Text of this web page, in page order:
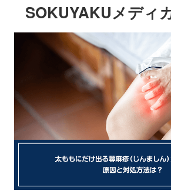
SOKUYAKUメディ